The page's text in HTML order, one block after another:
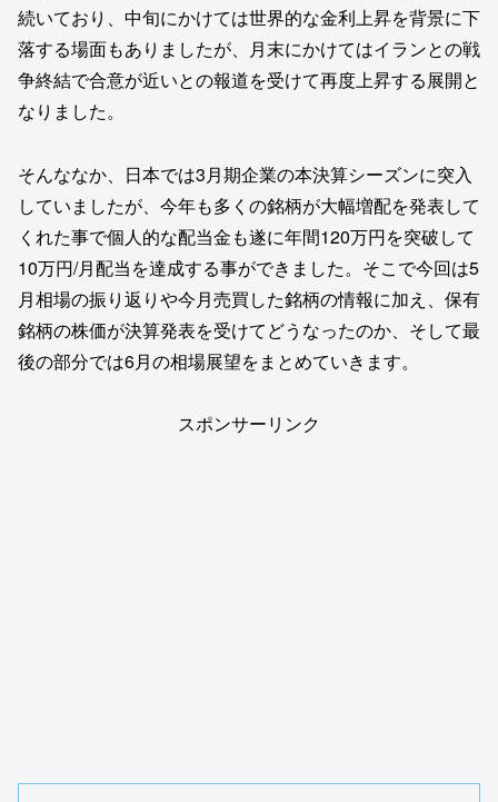
続いており、中旬にかけては世界的な金利上昇を背景に下
落する場面もありましたが、月末にかけてはイランとの戦
争終結で合意が近いとの報道を受けて再度上昇する展開と
なりました。
そんななか、日本では3月期企業の本決算シーズンに突入
していましたが、今年も多くの銘柄が大幅増配を発表して
くれた事で個人的な配当金も遂に年間120万円を突破して
10万円/月配当を達成する事ができました。そこで今回は5
月相場の振り返りや今月売買した銘柄の情報に加え、保有
銘柄の株価が決算発表を受けてどうなったのか、そして最
後の部分では6月の相場展望をまとめていきます。
スポンサーリンク